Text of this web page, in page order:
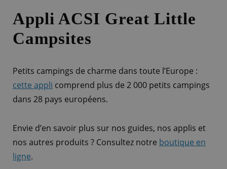
Appli ACSI Great Little
Campsites
Petits campings de charme dans toute l’Europe :
cette appli comprend plus de 2 000 petits campings
dans 28 pays européens.
Envie d’en savoir plus sur nos guides, nos applis et
nos autres produits ? Consultez notre boutique en
ligne.